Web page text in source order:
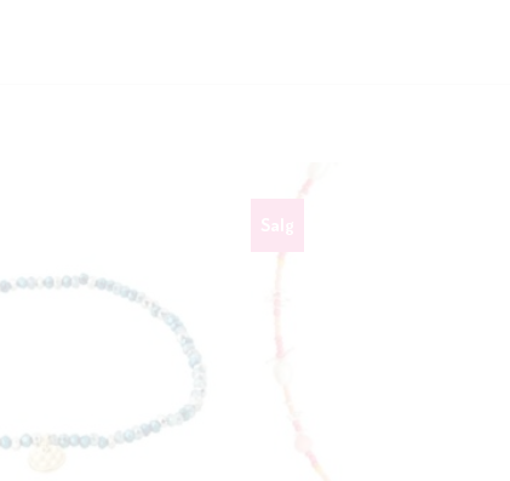
KUNDEKLUBB
En liten velkomstgave til deg! ❤️